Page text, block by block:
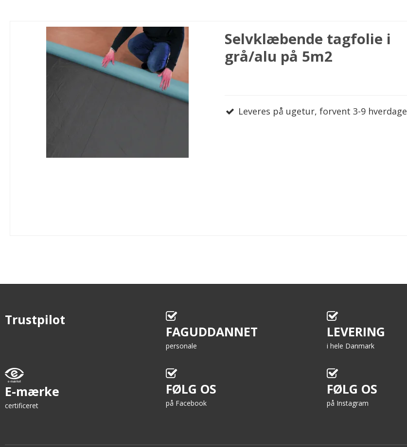
Selvklæbende tagfolie i
grå/alu på 5m2
Leveres på ugetur, forvent 3-9 hverdage
Trustpilot
FAGUDDANNET
personale
LEVERING
i hele Danmark
E-mærke
certificeret
FØLG OS
på Facebook
FØLG OS
på Instagram